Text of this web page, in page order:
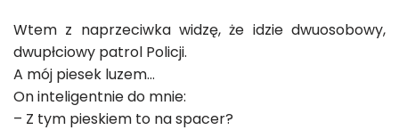
Wtem z naprzeciwka widzę, że idzie dwuosobowy,
dwupłciowy patrol Policji.
A mój piesek luzem…
On inteligentnie do mnie:
– Z tym pieskiem to na spacer?